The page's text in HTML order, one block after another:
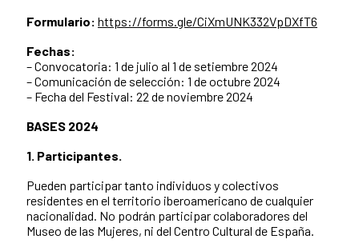
Formulario: https://forms.gle/CiXmUNK332VpDXfT6
Fechas:
– Convocatoria: 1 de julio al 1 de setiembre 2024
– Comunicación de selección: 1 de octubre 2024
– Fecha del Festival: 22 de noviembre 2024
BASES 2024
1. Participantes.
Pueden participar tanto individuos y colectivos
residentes en el territorio iberoamericano de cualquier
nacionalidad. No podrán participar colaboradores del
Museo de las Mujeres, ni del Centro Cultural de España.